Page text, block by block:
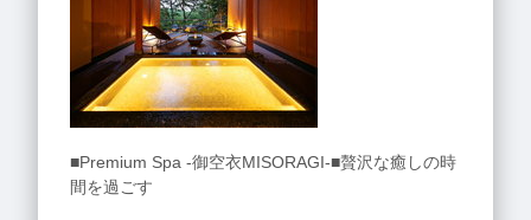
■Premium Spa -御空衣MISORAGI-■贅沢な癒しの時
間を過ごす